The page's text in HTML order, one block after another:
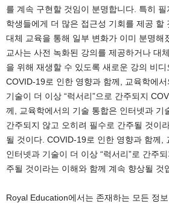
를 계속 구현할 것임이 분명합니다. 특히
학생들에게 더 많은 접근성 기회를 제공 할
대체 교육을 통해 일부 변화가 이미 분명해
교사는 사전 녹화된 강의를 제공하거나 대
을 위해 재생할 수 있도록 새로운 강의 비디
COVID-19로 인한 영향과 함께, 교육학에
기술이 더 이상 “럭서리”으로 간주되지
께, 교육학에서의 기술 통합은 인터넷과 기
간주되지 않고 오히려 필수로 간주될 것이
될 것이다. COVID-19로 인한 영향과 함께,
인터넷과 기술이 더 이상 “럭서리”로 간주
주될 것이라는 이해와 함께 계속 향상될 것
Royal Education에서는 존재하는 모든 정